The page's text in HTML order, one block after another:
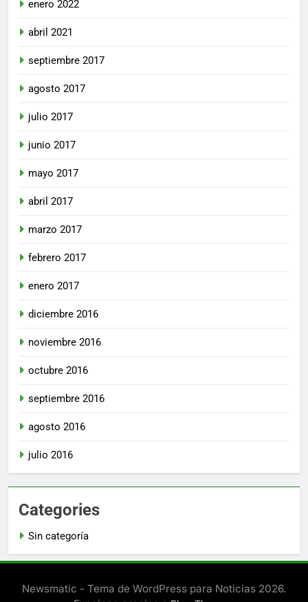
enero 2022
abril 2021
septiembre 2017
agosto 2017
julio 2017
junio 2017
mayo 2017
abril 2017
marzo 2017
febrero 2017
enero 2017
diciembre 2016
noviembre 2016
octubre 2016
septiembre 2016
agosto 2016
julio 2016
Categories
Sin categoría
Newsmatic - Tema de WordPress para Noticias 2026.